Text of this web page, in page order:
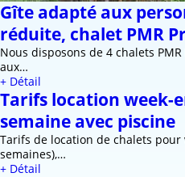
Gîte adapté aux
réduite, chalet PMR
Nous disposons de 4 chalets
aux…
+ Détail
Tarifs location week-
semaine avec piscine
Tarifs de location de chalets pour
semaines),…
+ Détail